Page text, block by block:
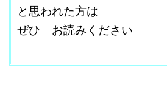
と思われた方は
ぜひ お読みください